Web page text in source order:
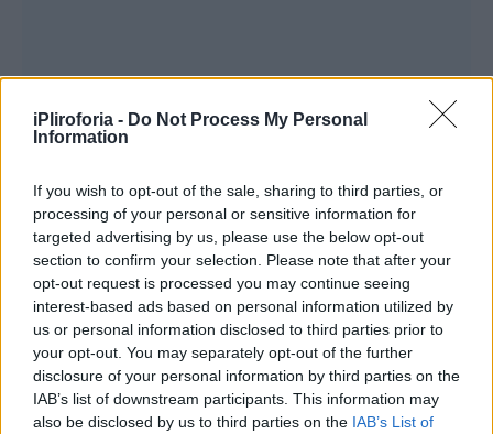
iPliroforia - Do Not Process My Personal
Information
If you wish to opt-out of the sale, sharing to third parties, or
processing of your personal or sensitive information for
targeted advertising by us, please use the below opt-out
section to confirm your selection. Please note that after your
opt-out request is processed you may continue seeing
interest-based ads based on personal information utilized by
us or personal information disclosed to third parties prior to
your opt-out. You may separately opt-out of the further
disclosure of your personal information by third parties on the
IAB’s list of downstream participants. This information may
also be disclosed by us to third parties on the IAB’s List of
Συναγερμός σήμανε αργά σήμερα το
απόγευμα της Πέμπτης στο ΕΚΑΒ, όταν
έλαβαν ειδοποίηση για μια 18χρονη κοπέλα
από την ευρύτερη περιοχή της Λάρισας, η
οποία βρέθηκε χωρίς τις αισθήσεις της.